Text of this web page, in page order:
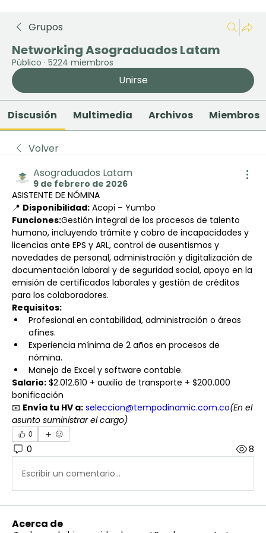
Grupos
Networking Asograduados Latam
Público · 5224 miembros
Unirse
Discusión Multimedia Archivos Miembros
Volver
Asograduados Latam
9 de febrero de 2026
ASISTENTE DE NÓMINA
📍 Disponibilidad: Acopi – Yumbo
Funciones:Gestión integral de los procesos de talento
humano, incluyendo trámite y cobro de incapacidades y
licencias ante EPS y ARL, control de ausentismos y
novedades de personal, administración y digitalización de
documentación laboral y de seguridad social, apoyo en la
emisión de certificados laborales y gestión de créditos
para los colaboradores.
Requisitos:
Profesional en contabilidad, administración o áreas
afines.
Experiencia mínima de 2 años en procesos de
nómina.
Manejo de Excel y software contable.
Salario: $2.012.610 + auxilio de transporte + $200.000
bonificación
📧 Envía tu HV a: seleccion@tempodinamic.com.co(En el
asunto suministrar el cargo)
0
0 8
Escribir un comentario...
Acerca de